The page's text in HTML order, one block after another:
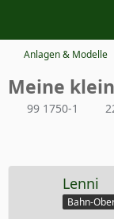
Anlagen & Modelle
Meine
99 1750-1
Lenni
Bahn-